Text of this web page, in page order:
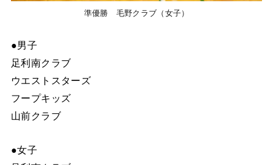
準優勝 毛野クラブ（女子）
●男子
足利南クラブ
ウエストスターズ
フープキッズ
山前クラブ
●女子